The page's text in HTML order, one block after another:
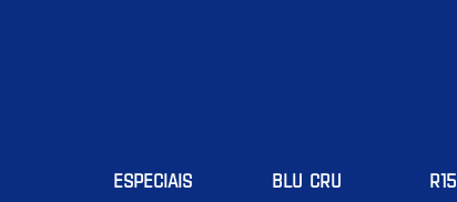
ESPECIAIS BLU CRU R15